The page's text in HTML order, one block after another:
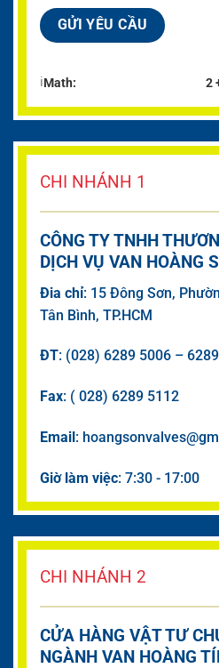
ℹMath: 2
CHI NHÁNH 1
CÔNG TY TNHH
DỊCH VỤ VAN HOÀNG
Đia chỉ: 15 Đông Sơn,
Tân Bình, TP.HCM
ĐT: (028) 6289 5006 –
Fax: ( 028) 6289 5112
Email:
Giờ làm việc: 7:30 - 17:00
CHI NHÁNH 2
CỬA HÀNG VẬT TƯ
NGÀNH VAN HOÀNG